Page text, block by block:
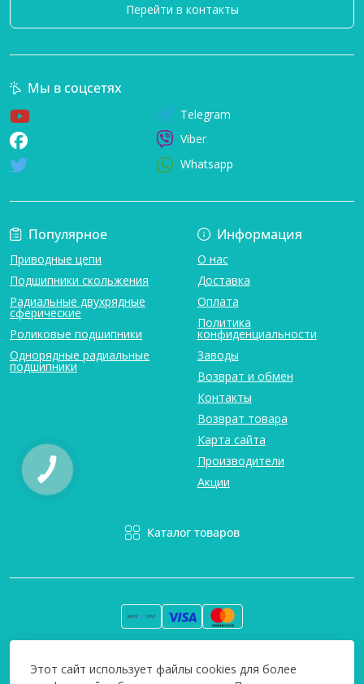
Перейти в контакты
Популярное
Приводные цепи
Подшипники скольжения
Радиальные двухрядные
сферические
Роликовые подшипники
Однорядные радиальные
подшипники
Информация
О нас
Доставка
Оплата
Политика
конфиденциальности
Заводы
Возврат и обмен
Контакты
Возврат товара
Карта сайта
Производители
Акции
Каталог товаров
Мы в соцсетях
Telegram
Viber
Whatsapp
ответственность за любые неточности. Технополіс © 2008-
Этот сайт использует файлы cookies для более